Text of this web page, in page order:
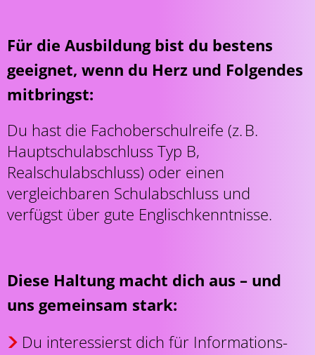
Für die Ausbildung bist du bestens
geeignet, wenn du Herz und Folgendes
mitbringst:
Du hast die Fachoberschulreife (z. B.
Hauptschulabschluss Typ B,
Realschulabschluss) oder einen
vergleichbaren Schulabschluss und
verfügst über gute Englischkenntnisse.
Diese Haltung macht dich aus – und
uns gemeinsam stark:
Du interessierst dich für Informations-